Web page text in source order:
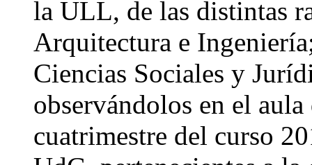
la ULL, de las distintas
Arquitectura e
Ciencias Sociales y
observándolos en el
cuatrimestre del curso